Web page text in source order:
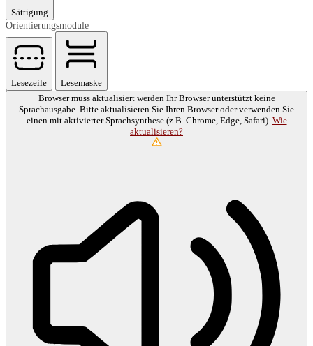
Sättigung
Orientierungsmodule
Lesezeile
Lesemaske
Browser muss aktualisiert werden Ihr Browser unterstützt keine
Sprachausgabe. Bitte aktualisieren Sie Ihren Browser oder verwenden Sie
einen mit aktivierter Sprachsynthese (z.B. Chrome, Edge, Safari). Wie
aktualisieren?